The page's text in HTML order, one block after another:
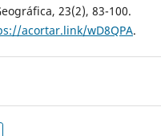
23(2), 83-100.
acortar.link/wD8QPA.